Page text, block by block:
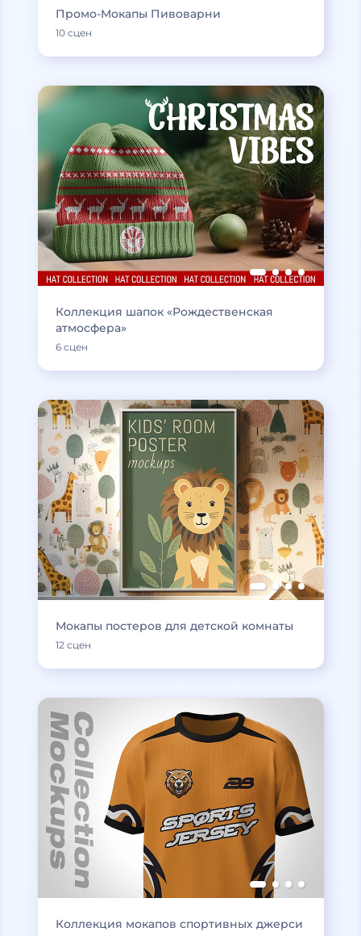
Промо-Мокапы Пивоварни
10 сцен
Коллекция шапок «Рождественская
атмосфера»
6 сцен
Мокапы постеров для детской комнаты
12 сцен
Коллекция мокапов спортивных джерси